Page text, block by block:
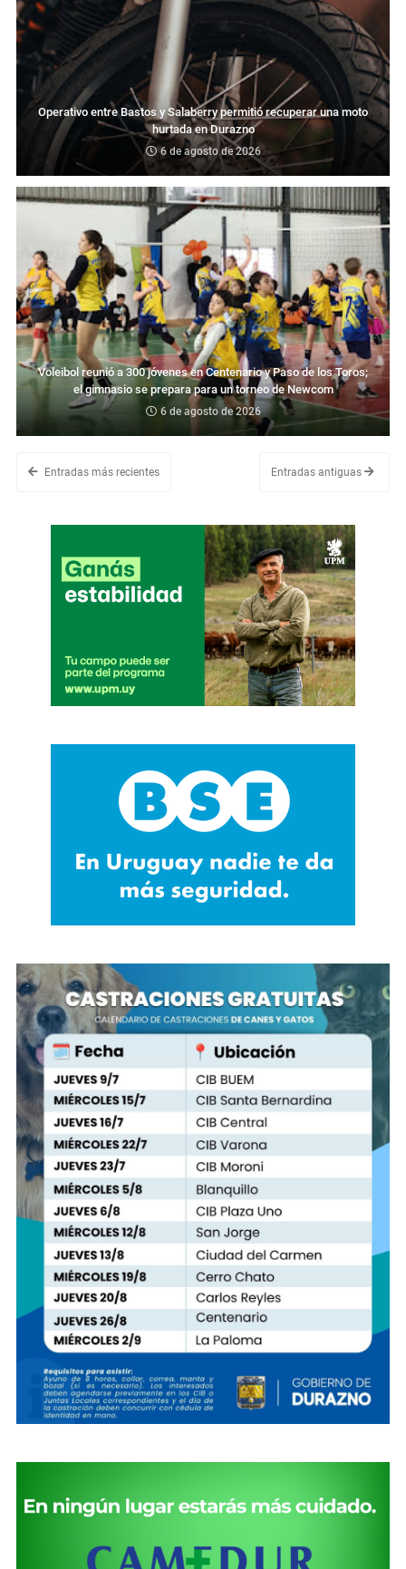
Operativo entre Bastos y Salaberry permitió recuperar una moto
hurtada en Durazno
6 de agosto de 2026
Voleibol reunió a 300 jóvenes en Centenario y Paso de los Toros;
el gimnasio se prepara para un torneo de Newcom
6 de agosto de 2026
Entradas más recientes Entradas antiguas